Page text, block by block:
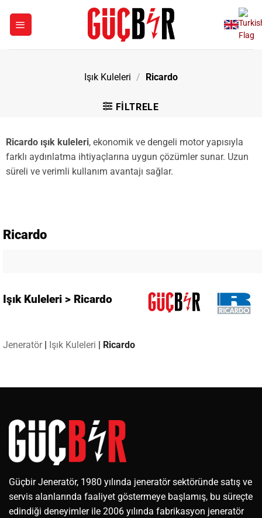
Işık Kuleleri / Ricardo
FILTRELE
Ricardo ışık kuleleri, ekonomik ve dengeli motor yapısıyla
farklı aydınlatma ihtiyaçlarına uygun çözümler sunar. Uzun
süreli ve verimli kullanım avantajı sağlar.
Jeneratör | Işık Kuleleri | Ricardo
Ricardo
Işık Kuleleri > Ricardo
Güçbir Jeneratör, 1980 yılında jeneratör sektöründe satış ve
servis alanlarında faaliyet göstermeye başlamış, bu süreçte
edindiği deneyimler ile 2006 yılında fabrikasyon jeneratör